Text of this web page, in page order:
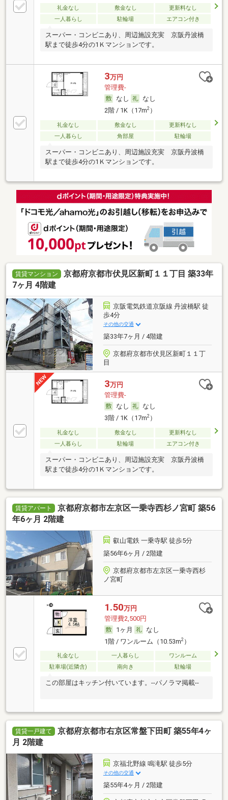
礼金なし 敷金なし
更新料なし
一人暮らし
駐輪場 エアコン付き
スーパー・コンビニあり、周辺施設充実 京阪丹波橋
駅まで徒歩4分の1Ｋマンションです。
3万円
管理費-
なし
なし
2階 / 1K（17m2）
礼金なし 敷金なし
更新料なし
一人暮らし
角部屋 駐輪場
スーパー・コンビニあり、周辺施設充実 京阪丹波橋
駅まで徒歩4分の1Ｋマンションです。
賃貸マンション
京都府京都市伏見区新町１１丁目 築33年
7ヶ月 4階建
京阪電気鉄道京阪線 丹波橋駅 徒
歩4分
その他の交通
築33年7ヶ月 / 4階建
京都府京都市伏見区新町１１丁
目
3万円
管理費-
なし
なし
3階 / 1K（17m2）
礼金なし 敷金なし
更新料なし
一人暮らし
駐輪場 エアコン付き
スーパー・コンビニあり、周辺施設充実 京阪丹波橋
駅まで徒歩4分の1Ｋマンションです。
賃貸アパート
京都府京都市左京区一乗寺西杉ノ宮町 築56
年6ヶ月 2階建
叡山電鉄 一乗寺駅 徒歩5分
築56年6ヶ月 / 2階建
京都府京都市左京区一乗寺西杉
ノ宮町
1.50万円
管理費2,500円
1ヶ月
なし
1階 / ワンルーム（10.53m2）
礼金なし 一人暮らし
ワンルーム
駐車場(近隣含)
南向き 駐輪場
この部屋はキッチン付いています。--パノラマ掲載--
賃貸一戸建て
京都府京都市右京区常盤下田町 築55年4ヶ
月 2階建
京福北野線 鳴滝駅 徒歩5分
その他の交通
築55年4ヶ月 / 2階建